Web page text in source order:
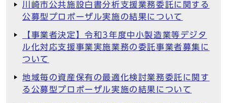
川崎市公共施設白書分析支援業務委託に関する
公募型プロポーザル実施の結果について
【事業者決定】令和3年度中小製造業等デジタ
ル化対応支援事業実施業務の委託事業者募集に
ついて
地域毎の資産保有の最適化検討業務委託に関す
る公募型プロポーザル実施の結果について